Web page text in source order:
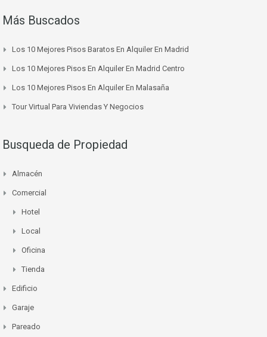
Más Buscados
Los 10 Mejores Pisos Baratos En Alquiler En Madrid
Los 10 Mejores Pisos En Alquiler En Madrid Centro
Los 10 Mejores Pisos En Alquiler En Malasaña
Tour Virtual Para Viviendas Y Negocios
Busqueda de Propiedad
Almacén
Comercial
Hotel
Local
Oficina
Tienda
Edificio
Garaje
Pareado